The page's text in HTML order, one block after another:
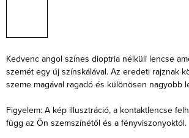
Kedvenc angol színes dioptria nélküli lencse
szemét egy új színskálával. Az eredeti rajznak
szeme magával ragadó és különösen nagyobb
Figyelem: A kép illusztráció, a kontaktlencse
függ az Ön szemszínétől és a fényviszonyoktól.